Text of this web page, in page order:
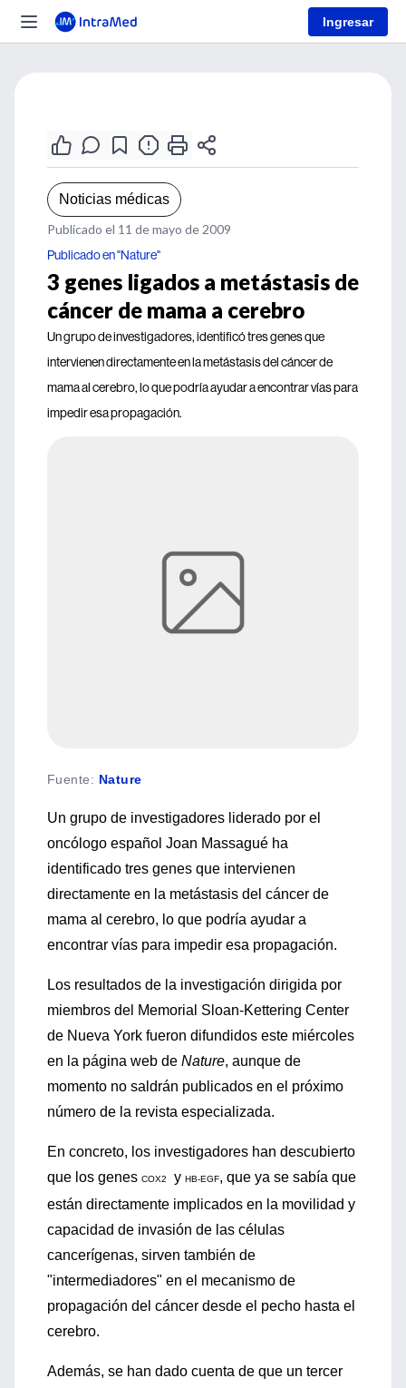
Ingresar
Noticias médicas
Publicado el 11 de mayo de 2009
Publicado en "Nature"
3 genes ligados a metástasis de
cáncer de mama a cerebro
Un grupo de investigadores, identificó tres genes que
intervienen directamente en la metástasis del cáncer de
mama al cerebro, lo que podría ayudar a encontrar vías para
impedir esa propagación.
Fuente: Nature
Un grupo de investigadores liderado por el
oncólogo español Joan Massagué ha
identificado tres genes que intervienen
directamente en la metástasis del cáncer de
mama al cerebro, lo que podría ayudar a
encontrar vías para impedir esa propagación.
Los resultados de la investigación dirigida por
miembros del Memorial Sloan-Kettering Center
de Nueva York fueron difundidos este miércoles
en la página web de Nature, aunque de
momento no saldrán publicados en el próximo
número de la revista especializada.
En concreto, los investigadores han descubierto
que los genes COX2 y HB-EGF, que ya se sabía que
están directamente implicados en la movilidad y
capacidad de invasión de las células
cancerígenas, sirven también de
"intermediadores" en el mecanismo de
propagación del cáncer desde el pecho hasta el
cerebro.
Además, se han dado cuenta de que un tercer